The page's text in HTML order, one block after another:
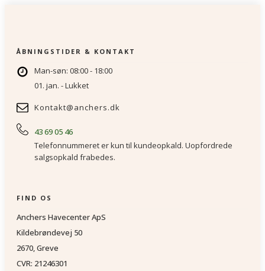
ÅBNINGSTIDER & KONTAKT
Man-søn: 08:00 - 18:00
01. jan. - Lukket
Kontakt@anchers.dk
43 69 05 46
Telefonnummeret er kun til kundeopkald. Uopfordrede
salgsopkald frabedes.
FIND OS
Anchers Havecenter ApS
Kildebrøndevej 50
2670, Greve
CVR: 21246301